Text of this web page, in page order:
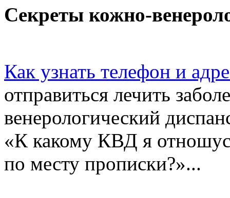
Секреты кожно-
Как узнать телефон и
отправиться лечить
венерологический
«К какому КВД я
по месту прописки?»...